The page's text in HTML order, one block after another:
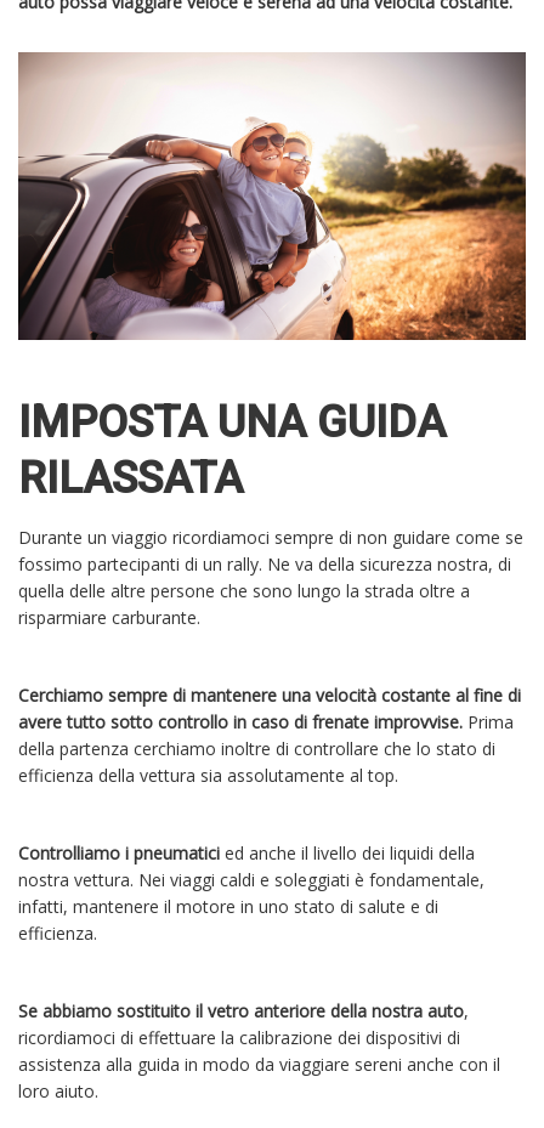
IMPOSTA UNA GUIDA
RILASSATA
Durante un viaggio ricordiamoci sempre di non guidare come se
fossimo partecipanti di un rally. Ne va della sicurezza nostra, di
quella delle altre persone che sono lungo la strada oltre a
risparmiare carburante.
Cerchiamo sempre di mantenere una velocità costante al fine di
avere tutto sotto controllo in caso di frenate improvvise. Prima
della partenza cerchiamo inoltre di controllare che lo stato di
efficienza della vettura sia assolutamente al top.
Controlliamo i pneumatici ed anche il livello dei liquidi della
nostra vettura. Nei viaggi caldi e soleggiati è fondamentale,
infatti, mantenere il motore in uno stato di salute e di
efficienza.
Se abbiamo sostituito il vetro anteriore della nostra auto,
ricordiamoci di effettuare la calibrazione dei dispositivi di
assistenza alla guida in modo da viaggiare sereni anche con il
loro aiuto.